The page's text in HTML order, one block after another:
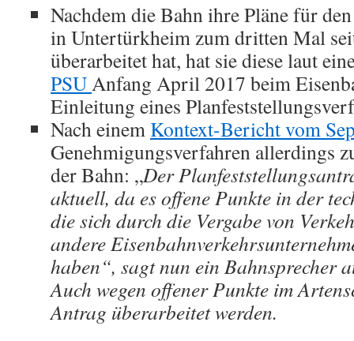
Nachdem die Bahn ihre Pläne für
in Untertürkheim zum dritten Mal
überarbeitet hat, hat sie diese laut
PSUAnfang April 2017 beim
Einleitung eines
Nach einem Kontext-Bericht vom
Genehmigungsverfahren allerdings
der Bahn: „Der
aktuell, da es offene Punkte in der
die sich durch die Vergabe von
andere
haben“, sagt nun ein Bahnsprecher
Auch wegen offener Punkte im
Antrag überarbeitet werden.